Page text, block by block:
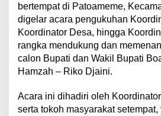
bertempat di Patoameme,
digelar acara pengukuhan
Koordinator Desa, hingga
rangka mendukung dan
calon Bupati dan Wakil Bupati
Hamzah – Riko Djaini.
Acara ini dihadiri oleh
serta tokoh masyarakat